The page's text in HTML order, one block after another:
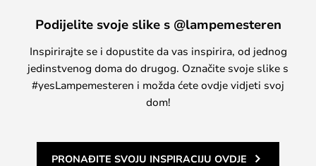
Podijelite svoje slike s @lampemesteren
Inspirirajte se i dopustite da vas inspirira, od jednog
jedinstvenog doma do drugog. Označite svoje slike s
#yesLampemesteren i možda ćete ovdje vidjeti svoj
dom!
PRONAĐITE SVOJU INSPIRACIJU OVDJE